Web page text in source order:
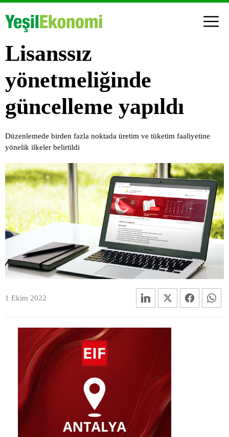
Lisanssız
yönetmeliğinde
güncelleme yapıldı
Düzenlemede birden fazla noktada üretim ve tüketim faaliyetine
yönelik ilkeler belirtildi
1 Ekim 2022